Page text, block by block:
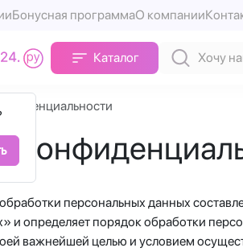
Бонусная программаО компании
Каталог
персональных данных
и определяет порядок обработки
важнейшей целью и условием